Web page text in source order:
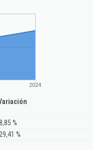
2024
%
29,41 %